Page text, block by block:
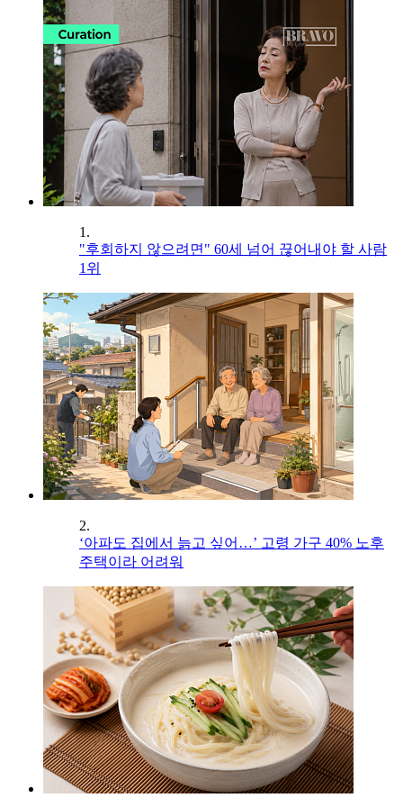
1.
"후회하지 않으려면" 60세 넘어 끊어내야 할 사람
1위
2.
‘아파도 집에서 늙고 싶어…’ 고령 가구 40% 노후
주택이라 어려워